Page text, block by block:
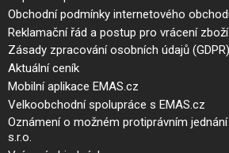
Obchodní podmínky internetového
Reklamační řád a postup pro vrácení zboží
Zásady zpracování osobních údajů (GDPR)
Aktuální ceník
Mobilní aplikace EMAS.cz
Velkoobchodní spolupráce s EMAS.cz
Oznámení o možném protiprávním
s.r.o.